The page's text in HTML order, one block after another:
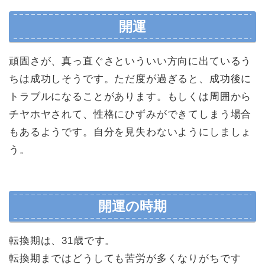
開運
頑固さが、真っ直ぐさといういい方向に出ているう
ちは成功しそうです。ただ度が過ぎると、成功後に
トラブルになることがあります。もしくは周囲から
チヤホヤされて、性格にひずみができてしまう場合
もあるようです。自分を見失わないようにしましょ
う。
開運の時期
転換期は、31歳です。
転換期まではどうしても苦労が多くなりがちです